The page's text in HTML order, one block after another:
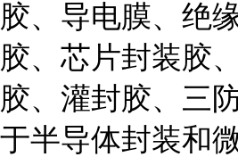
胶、导电膜、绝
胶、芯片封装胶
胶、灌封胶、三
于半导体封装和